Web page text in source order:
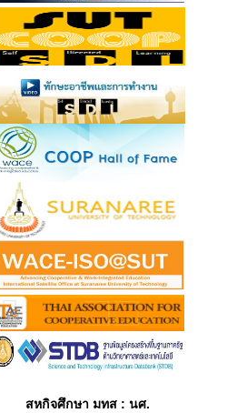
สหกิจศึกษา มทส : นศ.